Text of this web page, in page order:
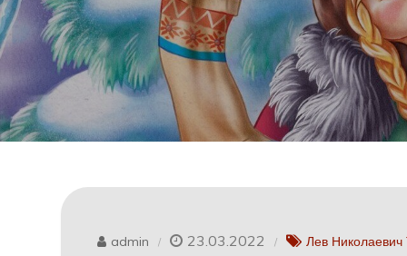
admin 23.03.2022 Лев Николаевич